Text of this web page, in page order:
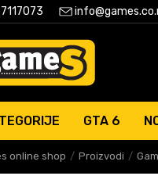
PREKO 50 EUR
GTA 6
online shop Proizvodi